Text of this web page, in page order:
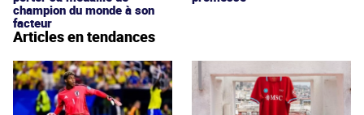
champion du monde à son
facteur
Articles en tendances